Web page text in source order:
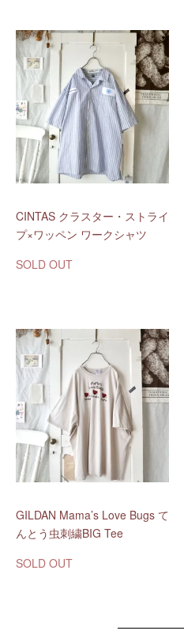
CINTAS クラスター・ストライ
プ×ワッペン ワークシャツ
SOLD OUT
GILDAN Mama’s Love Bugs て
んとう虫刺繍BIG Tee
SOLD OUT